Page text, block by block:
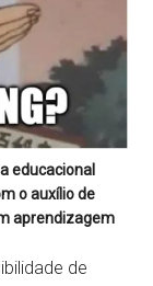
educacional
o auxílio de
aprendizagem
de